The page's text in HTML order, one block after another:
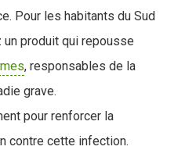
Pour les habitants du Sud
produit qui repousse
, responsables de la
grave.
pour renforcer la
contre cette infection.